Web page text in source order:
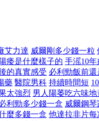
艾力達 威爾剛多少錢一粒
陽痿是什麼樣子的 手滛10
的真實感受 必利勁飯前還
藥 醫院男科 持續時間短
太強烈 男人陽萎吃六味地
利勁多少錢一盒 威爾鋼琴
麼多錢一盒 他達拉非片